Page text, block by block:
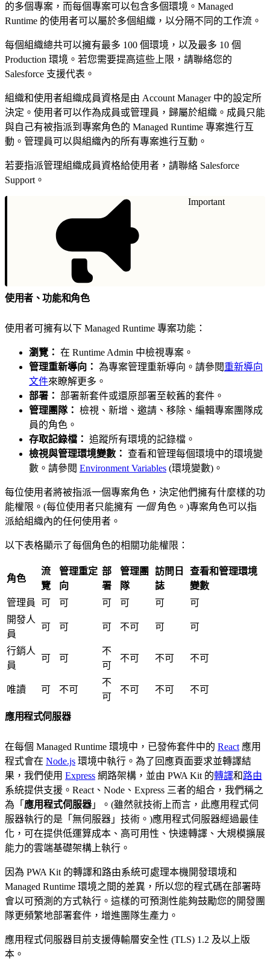
的多個專案，而每個專案可以包含多個環境。Managed
Runtime 的使用者可以屬於多個組織，以分隔不同的工作流。
每個組織總共可以擁有最多 100 個環境，以及最多 10 個
Production 環境。若您需要提高這些上限，請聯絡您的
Salesforce 支援代表。
組織和使用者組織成員資格是由 Account Manager 中的設定所
決定。使用者可以作為成員或管理員，歸屬於組織。成員只能
與自己有被指派到專案角色的 Managed Runtime 專案進行互
動。管理員可以與組織內的所有專案進行互動。
若要指派管理組織成員資格給使用者，請聯絡 Salesforce
Support。
Important
使用者、功能和角色
使用者可擁有以下 Managed Runtime 專案功能：
瀏覽： 在 Runtime Admin 中檢視專案。
管理重新導向： 為專案管理重新導向。請參閱重新導向
文件來瞭解更多。
部署： 部署新套件或還原部署至較舊的套件。
管理團隊： 檢視、新增、邀請、移除、編輯專案團隊成
員的角色。
存取記錄檔： 追蹤所有環境的記錄檔。
檢視與管理環境變數：
查看和管理每個環境中的環境變
數。請參閱 Environment Variables (環境變數)。
每位使用者將被指派一個專案角色，決定他們擁有什麼樣的功
能權限。(每位使用者只能擁有 一個角色。)專案角色可以指
派給組織內的任何使用者。
以下表格顯示了每個角色的相關功能權限：
角色
流
覽
管理重定
向
部
署
管理團
隊
訪問日
誌
查看和管理環境
變數
管理員
可 可 可 可 可
可
開發人
員
可 可 可 不可 可 可
行銷人
員
可 可
不
可
不可 不可 不可
唯讀 可 不可
不
可
不可 不可 不可
應用程式伺服器
在每個 Managed Runtime 環境中，已發佈套件中的 React 應用
程式會在 Node.js 環境中執行。為了回應頁面要求並轉譯結
果，我們使用 Express 網路架構，並由 PWA Kit 的轉譯和路由
系統提供支援。React、Node、Express 三者的組合，我們稱之
為「 應用程式伺服器 」。(雖然就技術上而言，此應用程式伺
服器執行的是「無伺服器」技術。)應用程式伺服器經過最佳
化，可在提供低運算成本、高可用性、快速轉譯、大規模擴展
能力的雲端基礎架構上執行。
因為 PWA Kit 的轉譯和路由系統可處理本機開發環境和
Managed Runtime 環境之間的差異，所以您的程式碼在部署時
會以可預測的方式執行。這樣的可預測性能夠鼓勵您的開發團
隊更頻繁地部署套件，增進團隊生產力。
應用程式伺服器目前支援傳輸層安全性 (TLS) 1.2 及以上版
本。